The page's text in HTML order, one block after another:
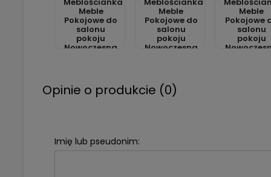
Meble
Pokojowe do
salonu
pokoju
Nowoczesna
Meble
Pokojowe do
salonu
pokoju
Nowoczesna
Meble
Pokojowe
salonu
pokoju
Opinie o produkcie (0)
Imię lub pseudonim: